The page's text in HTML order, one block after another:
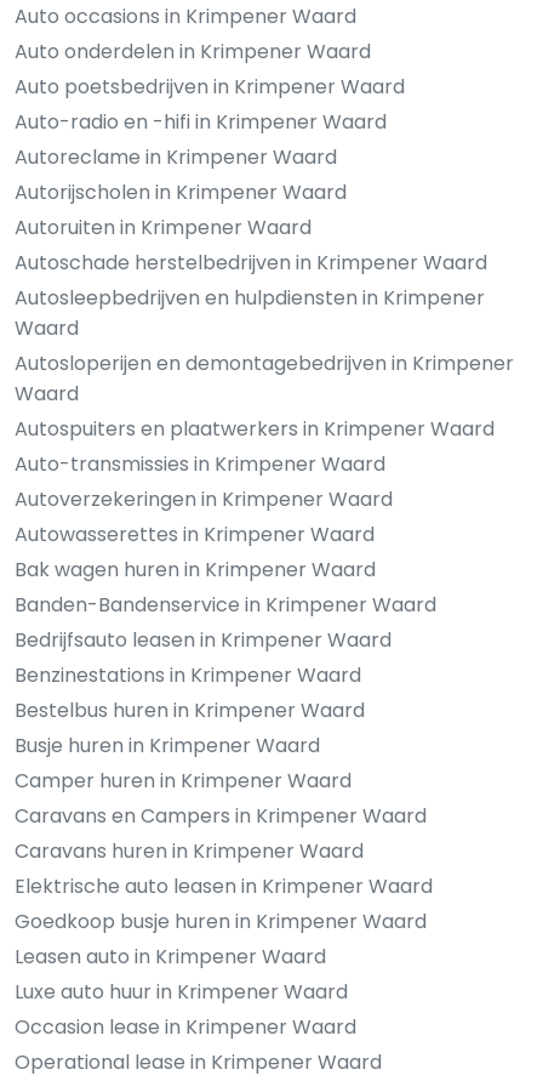
Auto occasions in Krimpener Waard
Auto onderdelen in Krimpener Waard
Auto poetsbedrijven in Krimpener Waard
Auto-radio en -hifi in Krimpener Waard
Autoreclame in Krimpener Waard
Autorijscholen in Krimpener Waard
Autoruiten in Krimpener Waard
Autoschade herstelbedrijven in Krimpener Waard
Autosleepbedrijven en hulpdiensten in Krimpener
Waard
Autosloperijen en demontagebedrijven in Krimpener
Waard
Autospuiters en plaatwerkers in Krimpener Waard
Auto-transmissies in Krimpener Waard
Autoverzekeringen in Krimpener Waard
Autowasserettes in Krimpener Waard
Bak wagen huren in Krimpener Waard
Banden-Bandenservice in Krimpener Waard
Bedrijfsauto leasen in Krimpener Waard
Benzinestations in Krimpener Waard
Bestelbus huren in Krimpener Waard
Busje huren in Krimpener Waard
Camper huren in Krimpener Waard
Caravans en Campers in Krimpener Waard
Caravans huren in Krimpener Waard
Elektrische auto leasen in Krimpener Waard
Goedkoop busje huren in Krimpener Waard
Leasen auto in Krimpener Waard
Luxe auto huur in Krimpener Waard
Occasion lease in Krimpener Waard
Operational lease in Krimpener Waard